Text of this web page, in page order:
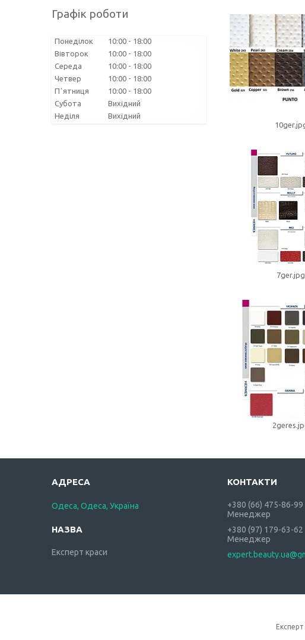
7ger.jpg
Графік роботи
Понеділок 10:00
18:00
Вівторок
10:00
18:00
Середа
10:00
18:00
Четвер
10:00
18:00
Пʼятниця
10:00
18:00
Субота
Вихідний
Неділя
Вихідний
Одеса, Одеса, Україна
Експерт краси
+380 (66) 475-86-99
Менеджер
+380 (97) 179-63-62
Менеджер